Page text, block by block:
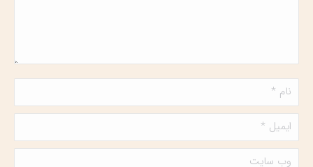
نام *
ایمیل *
وب سایت